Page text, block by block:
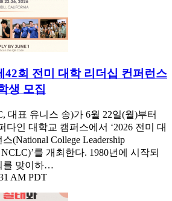
42회 전미 대학 리더십 컨퍼런스
생 모집
대표 유니스 송)가 6월 22일(월)부터
다인 대학교 캠퍼스에서 ‘2026 전미 대
(National College Leadership
를 개최한다. 1980년에 시작되
를 맞이하…
AM PDT